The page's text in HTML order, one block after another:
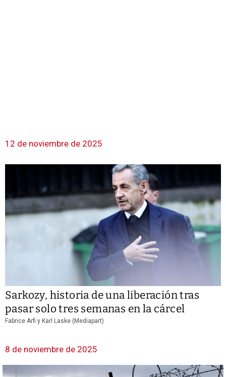
12 de noviembre de 2025
Sarkozy, historia de una liberación tras
pasar solo tres semanas en la cárcel
Fabrice Arfi y Karl Laske (Mediapart)
8 de noviembre de 2025